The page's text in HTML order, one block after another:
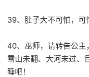
39、肚子大不可怕，可
40、巫师，请转告公主
雪山未翻、大河未过
睡吧！